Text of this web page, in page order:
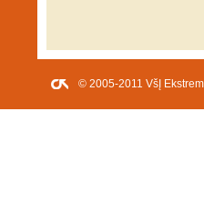
© 2005-2011 VšĮ